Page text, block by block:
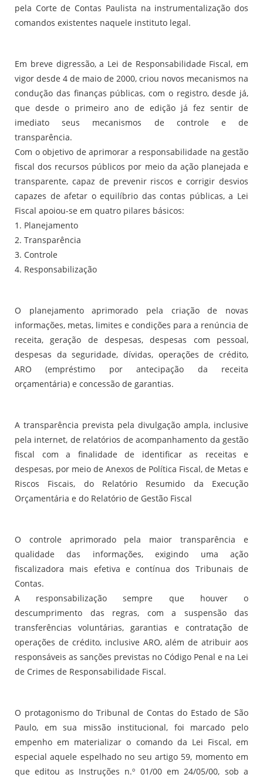
pela Corte de Contas Paulista na instrumentalização dos
comandos existentes naquele instituto legal.
Em breve digressão, a Lei de Responsabilidade Fiscal, em
vigor desde 4 de maio de 2000, criou novos mecanismos na
condução das finanças públicas, com o registro, desde já,
que desde o primeiro ano de edição já fez sentir de
imediato seus mecanismos de controle e de
transparência.
Com o objetivo de aprimorar a responsabilidade na gestão
fiscal dos recursos públicos por meio da ação planejada e
transparente, capaz de prevenir riscos e corrigir desvios
capazes de afetar o equilíbrio das contas públicas, a Lei
Fiscal apoiou-se em quatro pilares básicos:
1. Planejamento
2. Transparência
3. Controle
4. Responsabilização
O planejamento aprimorado pela criação de novas
informações, metas, limites e condições para a renúncia de
receita, geração de despesas, despesas com pessoal,
despesas da seguridade, dívidas, operações de crédito,
ARO (empréstimo por antecipação da receita
orçamentária) e concessão de garantias.
A transparência prevista pela divulgação ampla, inclusive
pela internet, de relatórios de acompanhamento da gestão
fiscal com a finalidade de identificar as receitas e
despesas, por meio de Anexos de Política Fiscal, de Metas e
Riscos Fiscais, do Relatório Resumido da Execução
Orçamentária e do Relatório de Gestão Fiscal
O controle aprimorado pela maior transparência e
qualidade das informações, exigindo uma ação
fiscalizadora mais efetiva e contínua dos Tribunais de
Contas.
A responsabilização sempre que houver o
descumprimento das regras, com a suspensão das
transferências voluntárias, garantias e contratação de
operações de crédito, inclusive ARO, além de atribuir aos
responsáveis as sanções previstas no Código Penal e na Lei
de Crimes de Responsabilidade Fiscal.
O protagonismo do Tribunal de Contas do Estado de São
Paulo, em sua missão institucional, foi marcado pelo
empenho em materializar o comando da Lei Fiscal, em
especial aquele espelhado no seu artigo 59, momento em
que editou as Instruções n.º 01/00 em 24/05/00, sob a